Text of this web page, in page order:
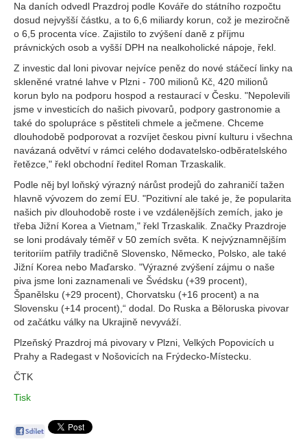
Na daních odvedl Prazdroj podle Kováře do státního rozpočtu
dosud nejvyšší částku, a to 6,6 miliardy korun, což je meziročně
o 6,5 procenta více. Zajistilo to zvýšení daně z příjmu
právnických osob a vyšší DPH na nealkoholické nápoje, řekl.
Z investic dal loni pivovar nejvíce peněz do nové stáčecí linky na
skleněné vratné lahve v Plzni - 700 milionů Kč, 420 milionů
korun bylo na podporu hospod a restaurací v Česku. "Nepolevili
jsme v investicích do našich pivovarů, podpory gastronomie a
také do spolupráce s pěstiteli chmele a ječmene. Chceme
dlouhodobě podporovat a rozvíjet českou pivní kulturu i všechna
navázaná odvětví v rámci celého dodavatelsko-odběratelského
řetězce," řekl obchodní ředitel Roman Trzaskalik.
Podle něj byl loňský výrazný nárůst prodejů do zahraničí tažen
hlavně vývozem do zemí EU. "Pozitivní ale také je, že popularita
našich piv dlouhodobě roste i ve vzdálenějších zemích, jako je
třeba Jižní Korea a Vietnam," řekl Trzaskalik. Značky Prazdroje
se loni prodávaly téměř v 50 zemích světa. K nejvýznamnějším
teritoriím patřily tradičně Slovensko, Německo, Polsko, ale také
Jižní Korea nebo Maďarsko. "Výrazné zvýšení zájmu o naše
piva jsme loni zaznamenali ve Švédsku (+39 procent),
Španělsku (+29 procent), Chorvatsku (+16 procent) a na
Slovensku (+14 procent),“ dodal. Do Ruska a Běloruska pivovar
od začátku války na Ukrajině nevyváží.
Plzeňský Prazdroj má pivovary v Plzni, Velkých Popovicích u
Prahy a Radegast v Nošovicích na Frýdecko-Místecku.
ČTK
Tisk